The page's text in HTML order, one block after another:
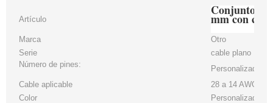
Artículo
Conjunto de
mm con
Marca
Otro
Serie
cable plano
Número de pines:
Personalizado
Cable aplicable
28 a 14 AWG
Color
Personalizado